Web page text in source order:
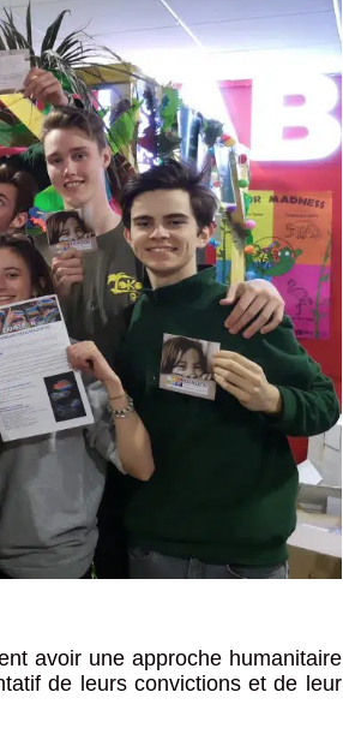
avoir une approche humanitaire
de leurs convictions et de leur